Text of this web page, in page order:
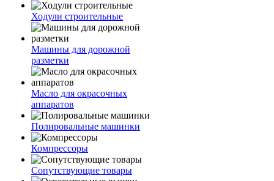
Ходули строительные
Машины для дорожной
разметки
Масло для окрасочных
аппаратов
Полировальные машинки
Компрессоры
Сопутствующие товары